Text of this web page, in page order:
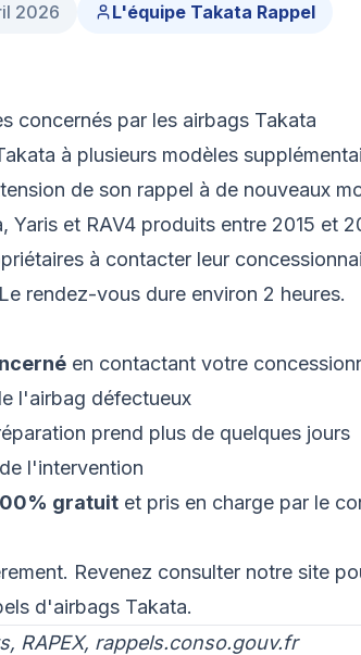
2026 L'équipe Takata Rappel
concernés par les airbags Takata
à plusieurs modèles
de son rappel à de nouveaux
Yaris et RAV4 produits entre 2015 et
à contacter leur
rendez-vous dure environ 2 heures.
en contactant votre
l'airbag défectueux
prend plus de quelques jours
de l'intervention
gratuit et pris en charge par le
Revenez consulter notre site
d'airbags Takata.
RAPEX, rappels.conso.gouv.fr